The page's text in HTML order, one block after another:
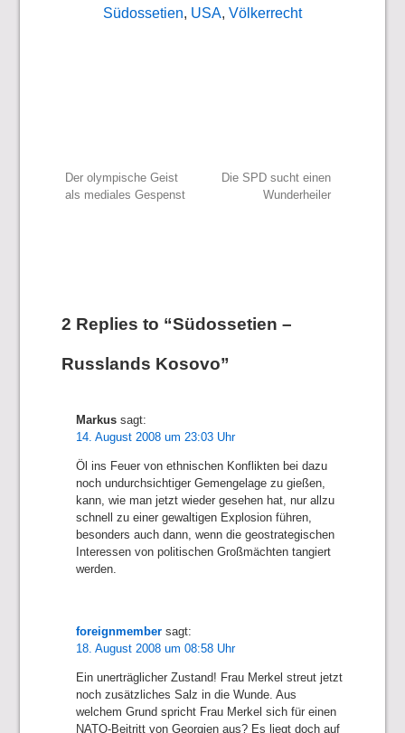
Südossetien, USA, Völkerrecht
Beitragsnavigation
Der olympische Geist
als mediales Gespenst
Die SPD sucht einen
Wunderheiler
2 Replies to “Südossetien –
Russlands Kosovo”
Markus sagt:
14. August 2008 um 23:03 Uhr
Öl ins Feuer von ethnischen Konflikten bei dazu
noch undurchsichtiger Gemengelage zu gießen,
kann, wie man jetzt wieder gesehen hat, nur allzu
schnell zu einer gewaltigen Explosion führen,
besonders auch dann, wenn die geostrategischen
Interessen von politischen Großmächten tangiert
werden.
foreignmember sagt:
18. August 2008 um 08:58 Uhr
Ein unerträglicher Zustand! Frau Merkel streut jetzt
noch zusätzliches Salz in die Wunde. Aus
welchem Grund spricht Frau Merkel sich für einen
NATO-Beitritt von Georgien aus? Es liegt doch auf